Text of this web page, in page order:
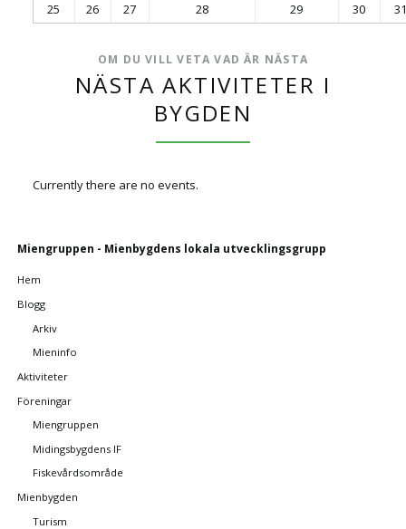
25
26 27 28 29 30
OM DU VILL VETA VAD ÄR NÄSTA
NÄSTA AKTIVITETER I
BYGDEN
Currently there are no events.
Skip
Miengruppen - Mienbygdens lokala utvecklingsgrupp
Hem
Blogg
Arkiv
Mieninfo
Aktiviteter
Föreningar
Miengruppen
Midingsbygdens IF
Fiskevårdsområde
Mienbygden
Turism